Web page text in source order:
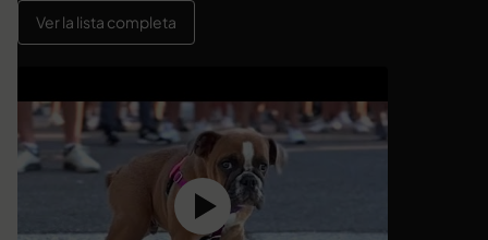
Ver la lista completa